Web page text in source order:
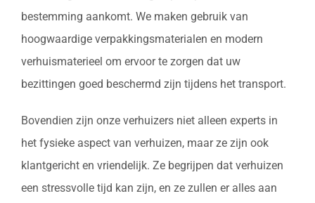
bestemming aankomt. We maken gebruik van
hoogwaardige verpakkingsmaterialen en modern
verhuismaterieel om ervoor te zorgen dat uw
bezittingen goed beschermd zijn tijdens het transport.
Bovendien zijn onze verhuizers niet alleen experts in
het fysieke aspect van verhuizen, maar ze zijn ook
klantgericht en vriendelijk. Ze begrijpen dat verhuizen
een stressvolle tijd kan zijn, en ze zullen er alles aan